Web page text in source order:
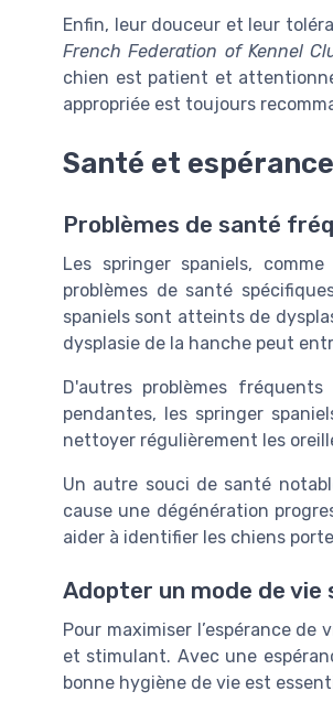
Enfin, leur douceur et leur
French Federation of Kennel
chien est patient et
appropriée est toujours
Santé et
Problèmes de santé
Les springer spaniels,
problèmes de santé
spaniels sont atteints de
dysplasie de la hanche peut
D'autres problèmes
pendantes, les springer
nettoyer régulièrement les
Un autre souci de santé
cause une dégénération
aider à identifier les chiens
Adopter un mode de vie
Pour maximiser l’espérance
et stimulant. Avec une
bonne hygiène de vie est